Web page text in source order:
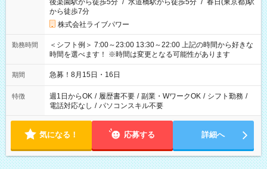
後楽園駅から徒歩5分 / 水道橋駅から徒歩5分 / 春日(東京都)駅
から徒歩7分
株式会社ライブパワー
勤務時間
＜シフト例＞ 7:00～23:00 13:30～22:00 上記の時間から好きな
時間を選べます！ ※時間は変更となる可能性があります
期間 急募！8月15日・16日
特徴 週1日からOK / 履歴書不要 / 副業・WワークOK / シフト勤務 /
電話対応なし / パソコンスキル不要
気になる！ 応募する 詳細へ